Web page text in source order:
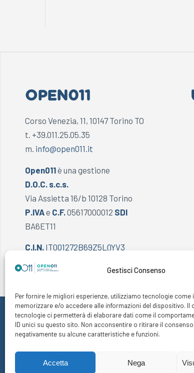
Gestisci Consenso
Per fornire le migliori esperienze, utilizziamo tecnologie come
memorizzare e/o accedere alle informazioni del dispositivo. Il
tecnologie ci permetterà di elaborare dati come il
ID unici su questo sito. Non acconsentire o ritirare il
negativamente su alcune caratteristiche e funzioni.
Accetta Nega
OPEN011
Corso Venezia, 11, 10147 Torino TO
t. +39.011.25.05.35
m. info@open011.it
Open011è una gestione
D.O.C. s.c.s.
Via Assietta 16/b 10128 Torino
P.IVAe C.F. 05617000012 SDI
BA6ET11
C.I.N. IT001272B69Z5LQYV3